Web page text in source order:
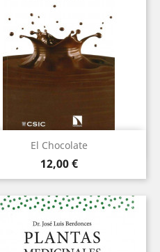
El Chocolate
Precio
12,00 €
Vista rápida